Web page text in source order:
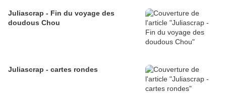
Juliascrap - Fin du voyage des
doudous Chou
Juliascrap - cartes rondes